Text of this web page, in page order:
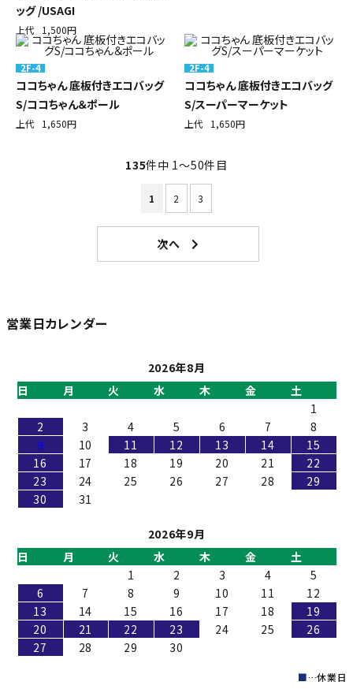
ッグ /USAGI
上代 1,500円
2F-4
ココちゃん 底板付きエコバッグ
S/ココちゃん＆ポール
上代 1,650円
2F-4
ココちゃん 底板付きエコバッグ
S/スーパーマーケット
上代 1,650円
135件中 1〜50件目
1 2 3
営業日カレンダー
2026年8月
日
月 火 水 木 金
土
1
2
3 4 5 6 7
8
9
10 11 12 13 14
15
16
17 18 19 20 21
22
23
24 25 26 27 28
29
30
31
2026年9月
日
月 火 水 木 金
土
1
2 3 4
5
6
7 8 9 10 11
12
13
14 15 16 17 18
19
20
21 22 23 24 25
26
27
28 29 30
■…休業日